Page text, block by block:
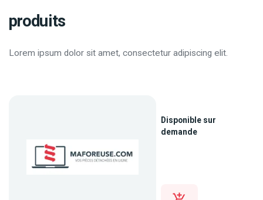
produits
Lorem ipsum dolor sit amet, consectetur adipiscing elit.
Disponible sur
demande